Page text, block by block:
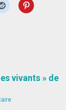
vivants » de